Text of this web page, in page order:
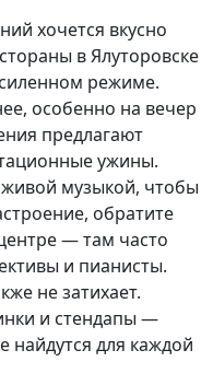
хочется вкусно
в Ялуторовске
режиме.
особенно на вечер
предлагают
ужины.
музыкой, чтобы
обратите
— там часто
и пианисты.
не затихает.
и стендапы —
найдутся для каждой